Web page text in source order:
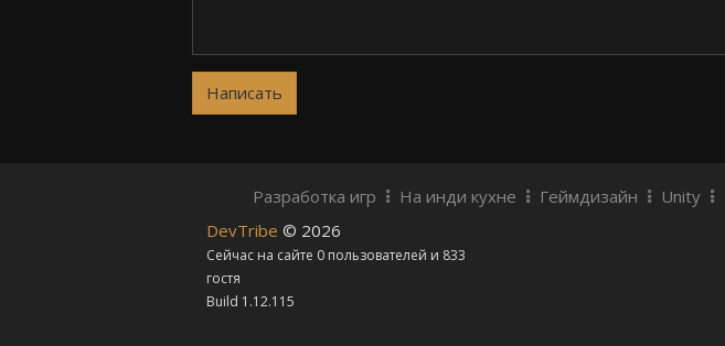
Разработка игр На инди кухне Геймдизайн Unity
DevTribe © 2026
Сейчас на сайте 0 пользователей и 833
гостя
Build 1.12.115